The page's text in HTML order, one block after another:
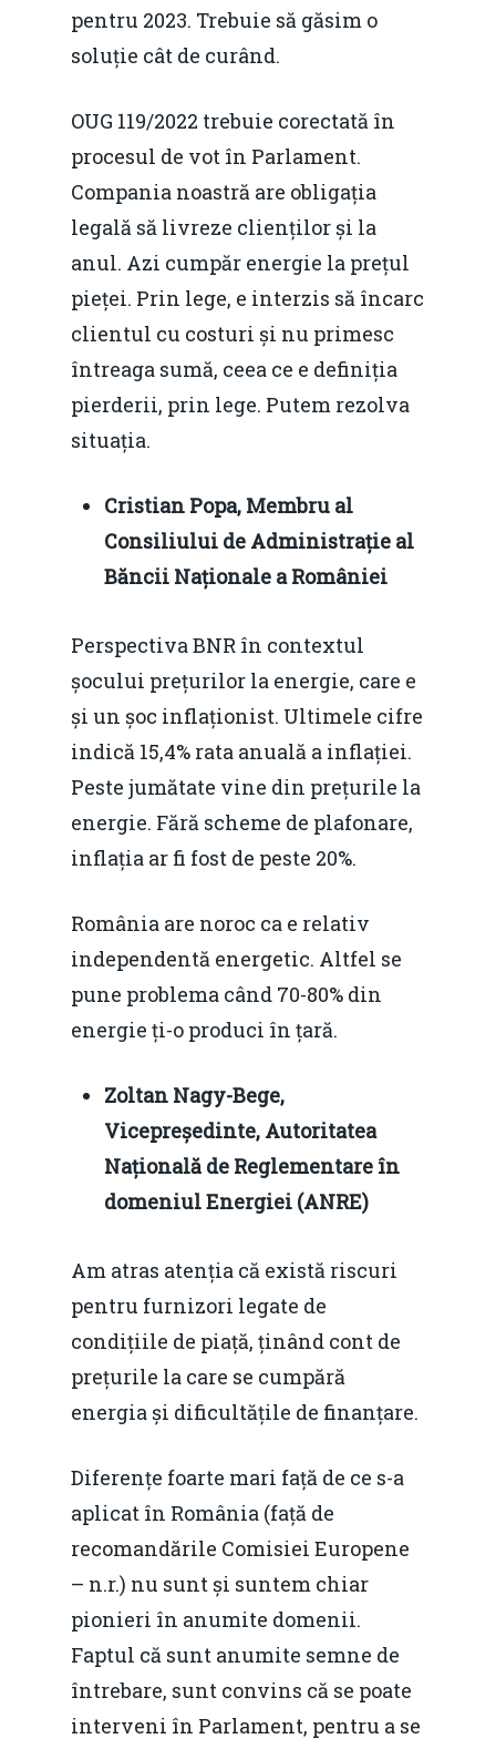
pentru 2023. Trebuie să găsim o
soluție cât de curând.
OUG 119/2022 trebuie corectată în
procesul de vot în Parlament.
Compania noastră are obligația
legală să livreze clienților și la
anul. Azi cumpăr energie la prețul
pieței. Prin lege, e interzis să încarc
clientul cu costuri și nu primesc
întreaga sumă, ceea ce e definiția
pierderii, prin lege. Putem rezolva
situația.
Cristian Popa, Membru al
Consiliului de Administrație al
Băncii Naționale a României
Perspectiva BNR în contextul
șocului prețurilor la energie, care e
și un șoc inflaționist. Ultimele cifre
indică 15,4% rata anuală a inflației.
Peste jumătate vine din prețurile la
energie. Fără scheme de plafonare,
inflația ar fi fost de peste 20%.
România are noroc ca e relativ
independentă energetic. Altfel se
pune problema când 70-80% din
energie ți-o produci în țară.
Zoltan Nagy-Bege,
Vicepreședinte, Autoritatea
Națională de Reglementare în
domeniul Energiei (ANRE)
Am atras atenția că există riscuri
pentru furnizori legate de
condițiile de piață, ținând cont de
prețurile la care se cumpără
energia și dificultățile de finanțare.
Diferențe foarte mari față de ce s-a
aplicat în România (față de
recomandările Comisiei Europene
– n.r.) nu sunt și suntem chiar
pionieri în anumite domenii.
Faptul că sunt anumite semne de
întrebare, sunt convins că se poate
interveni în Parlament, pentru a se